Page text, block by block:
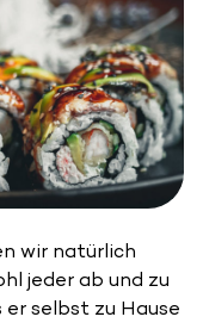
wir natürlich
jeder ab und zu
selbst zu Hause